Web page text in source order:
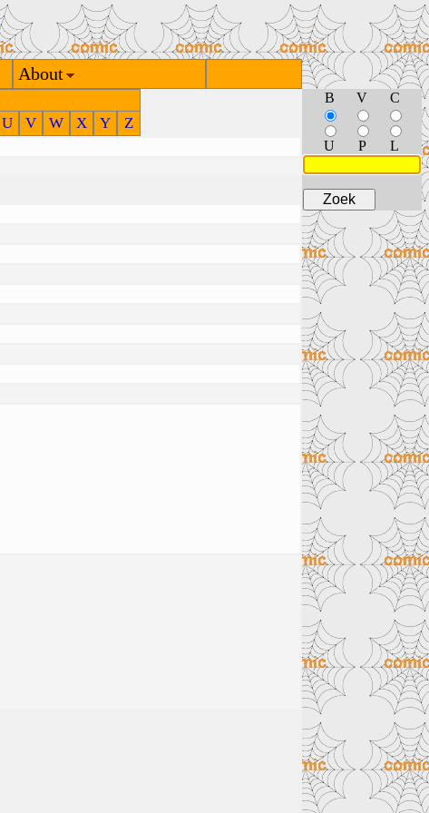
About
U V W X Y Z
B V C
U P L